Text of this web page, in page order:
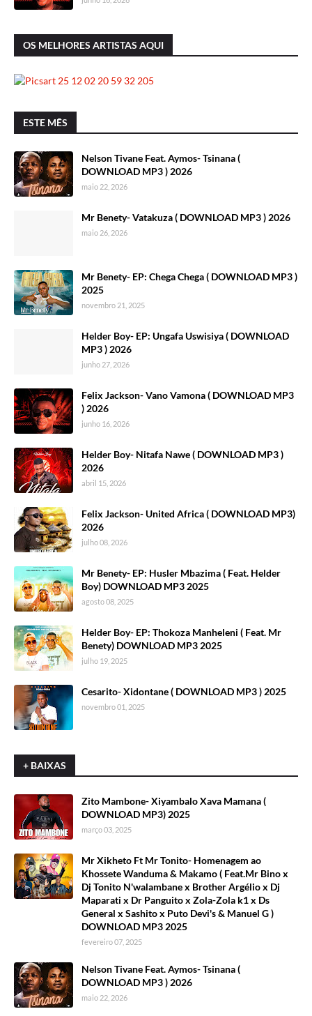
OS MELHORES ARTISTAS AQUI
ESTE MÊS
Nelson Tivane Feat. Aymos- Tsinana (
DOWNLOAD MP3 ) 2026
maio 22, 2026
Mr Benety- Vatakuza ( DOWNLOAD MP3 ) 2026
maio 26, 2026
Mr Benety- EP: Chega Chega ( DOWNLOAD MP3 )
2025
novembro 21, 2025
Helder Boy- EP: Ungafa Uswisiya ( DOWNLOAD
MP3 ) 2026
junho 27, 2026
Felix Jackson- Vano Vamona ( DOWNLOAD MP3
) 2026
junho 16, 2026
Helder Boy- Nitafa Nawe ( DOWNLOAD MP3 )
2026
abril 15, 2026
Felix Jackson- United Africa ( DOWNLOAD MP3)
2026
julho 08, 2026
Mr Benety- EP: Husler Mbazima ( Feat. Helder
Boy) DOWNLOAD MP3 2025
agosto 08, 2025
Helder Boy- EP: Thokoza Manheleni ( Feat. Mr
Benety) DOWNLOAD MP3 2025
julho 19, 2025
Cesarito- Xidontane ( DOWNLOAD MP3 ) 2025
novembro 01, 2025
+ BAIXAS
Zito Mambone- Xiyambalo Xava Mamana (
DOWNLOAD MP3) 2025
março 03, 2025
Mr Xikheto Ft Mr Tonito- Homenagem ao
Khossete Wanduma & Makamo ( Feat.Mr Bino x
Dj Tonito N'walambane x Brother Argélio x Dj
Maparati x Dr Panguito x Zola-Zola k1 x Ds
General x Sashito x Puto Devi's & Manuel G )
DOWNLOAD MP3 2025
fevereiro 07, 2025
Nelson Tivane Feat. Aymos- Tsinana (
DOWNLOAD MP3 ) 2026
maio 22, 2026